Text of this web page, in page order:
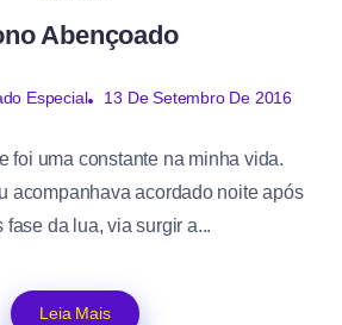
Abençoado
Especial 13 De Setembro De 2016
foi uma constante na minha vida.
acompanhava acordado noite após
fase da lua, via surgir a...
Leia Mais